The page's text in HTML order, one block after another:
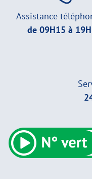
Assistance
de 09H15 à